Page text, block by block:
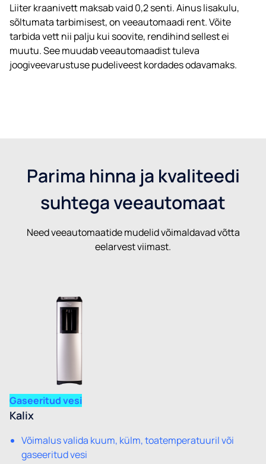
Liiter kraanivett maksab vaid 0,2 senti. Ainus lisakulu,
sõltumata tarbimisest, on veeautomaadi rent. Võite
tarbida vett nii palju kui soovite, rendihind sellest ei
muutu. See muudab veeautomaadist tuleva
joogiveevarustuse pudeliveest kordades odavamaks.
Parima hinna ja kvaliteedi
suhtega veeautomaat
Need veeautomaatide mudelid võimaldavad võtta
eelarvest viimast.
Gaseeritud vesi
Kalix
Võimalus valida kuum, külm, toatemperatuuril või
gaseeritud vesi